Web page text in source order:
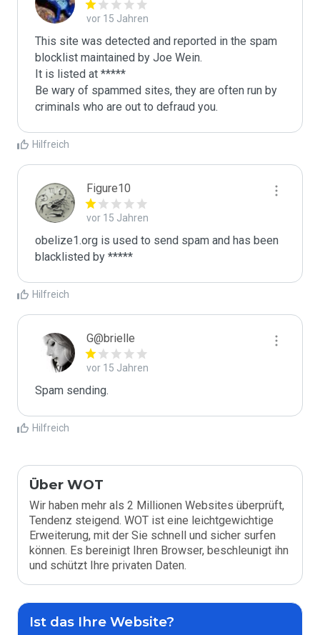
vor 15 Jahren
This site was detected and reported in the spam
blocklist maintained by Joe Wein.
It is listed at *****
Be wary of spammed sites, they are often run by
criminals who are out to defraud you.
Hilfreich
Figure10
vor 15 Jahren
obelize1.org is used to send spam and has been
blacklisted by *****
Hilfreich
G@brielle
vor 15 Jahren
Spam sending.
Hilfreich
Über WOT
Wir haben mehr als 2 Millionen Websites überprüft,
Tendenz steigend. WOT ist eine leichtgewichtige
Erweiterung, mit der Sie schnell und sicher surfen
können. Es bereinigt Ihren Browser, beschleunigt ihn
und schützt Ihre privaten Daten.
Ist das Ihre Website?